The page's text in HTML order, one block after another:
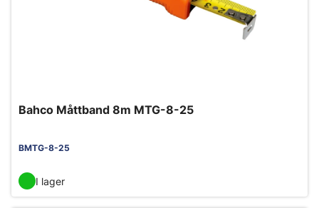
Bahco Måttband 8m MTG-8-25
BMTG-8-25
I lager